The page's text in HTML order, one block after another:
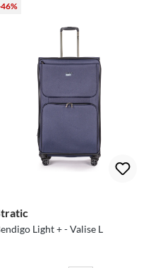
Light + - Valise L